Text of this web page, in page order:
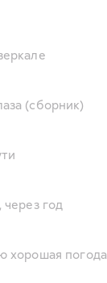
(сборник)
год
хорошая погода